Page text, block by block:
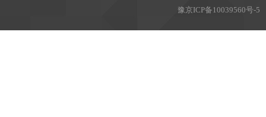
豫京ICP备10039560号-5